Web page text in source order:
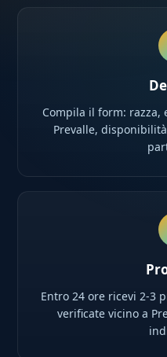
Compila il form: razza,
Prevalle,
Entro 24 ore ricevi 2-3
verificate vicino a